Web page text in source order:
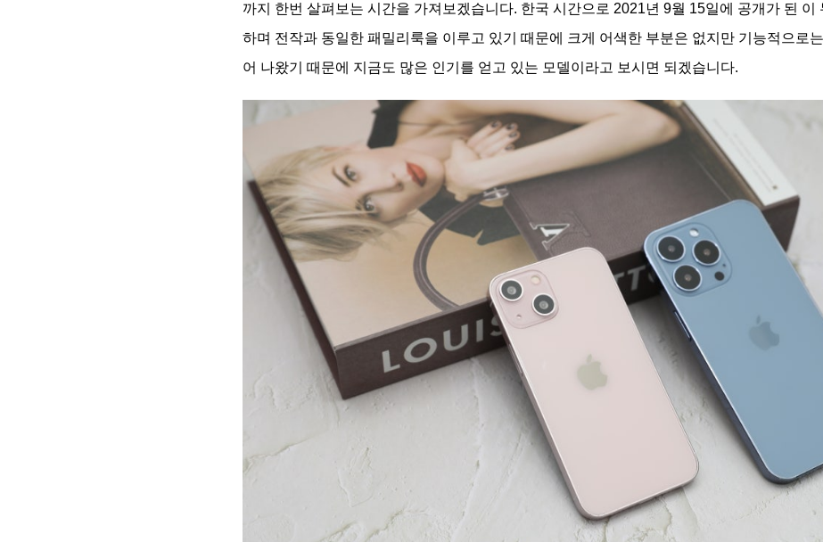
까지 한번 살펴보는 시간을 가져보겠습니다. 한국 시간으로 2021년 9월 15일에 공개가 된 이
하며 전작과 동일한 패밀리룩을 이루고 있기 때문에 크게 어색한 부분은 없지만 기능적으로
어 나왔기 때문에 지금도 많은 인기를 얻고 있는 모델이라고 보시면 되겠습니다.